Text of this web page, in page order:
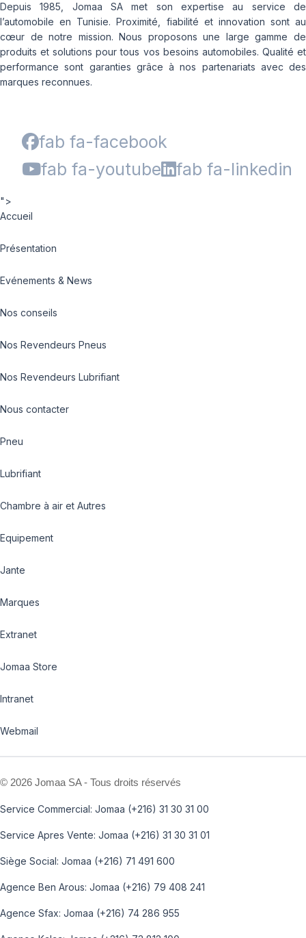
Depuis 1985, Jomaa SA met son expertise au service de
l’automobile en Tunisie. Proximité, fiabilité et innovation sont au
cœur de notre mission. Nous proposons une large gamme de
produits et solutions pour tous vos besoins automobiles. Qualité et
performance sont garanties grâce à nos partenariats avec des
marques reconnues.
fab fa-facebook
fab fa-youtube
fab fa-linkedin
">
Accueil
Présentation
Evénements & News
Nos conseils
Nos Revendeurs Pneus
Nos Revendeurs Lubrifiant
Nous contacter
Pneu
Lubrifiant
Chambre à air et Autres
Equipement
Jante
Marques
Extranet
Jomaa Store
Intranet
Webmail
© 2026 Jomaa SA - Tous droits réservés
Service Commercial: Jomaa (+216) 31 30 31 00
Service Apres Vente: Jomaa (+216) 31 30 31 01
Siège Social: Jomaa (+216) 71 491 600
Agence Ben Arous: Jomaa (+216) 79 408 241
Agence Sfax: Jomaa (+216) 74 286 955